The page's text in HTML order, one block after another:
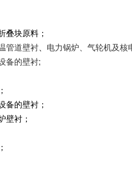
叠块原料；
管道壁衬
电力锅炉、气轮机及核
备的壁衬;
备的壁衬；
壁衬；